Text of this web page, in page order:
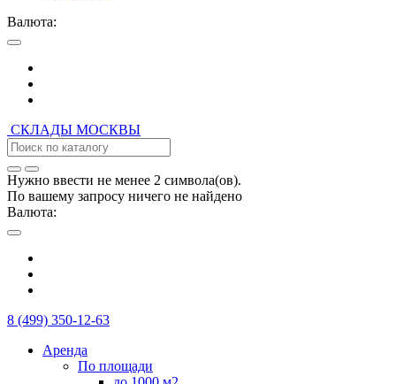
Валюта:
СКЛАДЫ МОСКВЫ
Нужно ввести не менее 2 символа(ов).
По вашему запросу ничего не найдено
Валюта:
8 (499) 350-12-63
Аренда
По площади